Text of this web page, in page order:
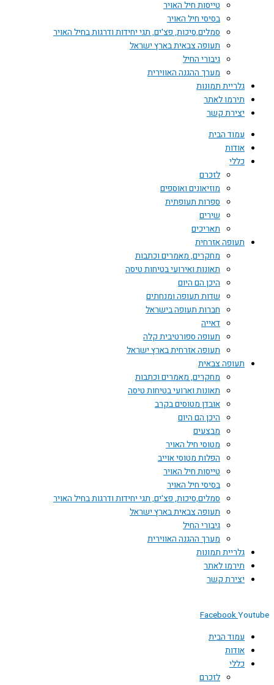
טייסות חיל האויר
בסיסי חיל האויר
סמלים,סיכות, פצ'ים, תגי יחידות ודרגות בחיל האויר
תעופה צבאית בארץ ישראל
גיבורי החיל
מערך ההגנה האווירית
גלריית תמונות
תירמו לאתר
יצירת קשר
עמוד הבית
אודות
כללי
לזכרם
מוזיאונים ואוספים
ספרות תעופתית
שירים
תאריכים
תעופה אזרחית
מחקרים, מאמרים וכתבות
תאונות ואירועי בטיחות טיסה
היכן הם היום
שדות תעופה ומנחתים
חברות תעופה בישראל
דאייה
תעופה ספורטיבית קלה
תעופה אזרחית בארץ ישראל
תעופה צבאית
מחקרים, מאמרים וכתבות
תאונות וארועי בטיחות טיסה
אובדן מטוסים בקרב
היכן הם היום
מבצעים
מטוסי חיל האויר
הפלות מטוסי אוייב
טייסות חיל האויר
בסיסי חיל האויר
סמלים,סיכות, פצ'ים, תגי יחידות ודרגות בחיל האויר
תעופה צבאית בארץ ישראל
גיבורי החיל
מערך ההגנה האווירית
גלריית תמונות
תירמו לאתר
יצירת קשר
FacebookYoutube
עמוד הבית
אודות
כללי
לזכרם